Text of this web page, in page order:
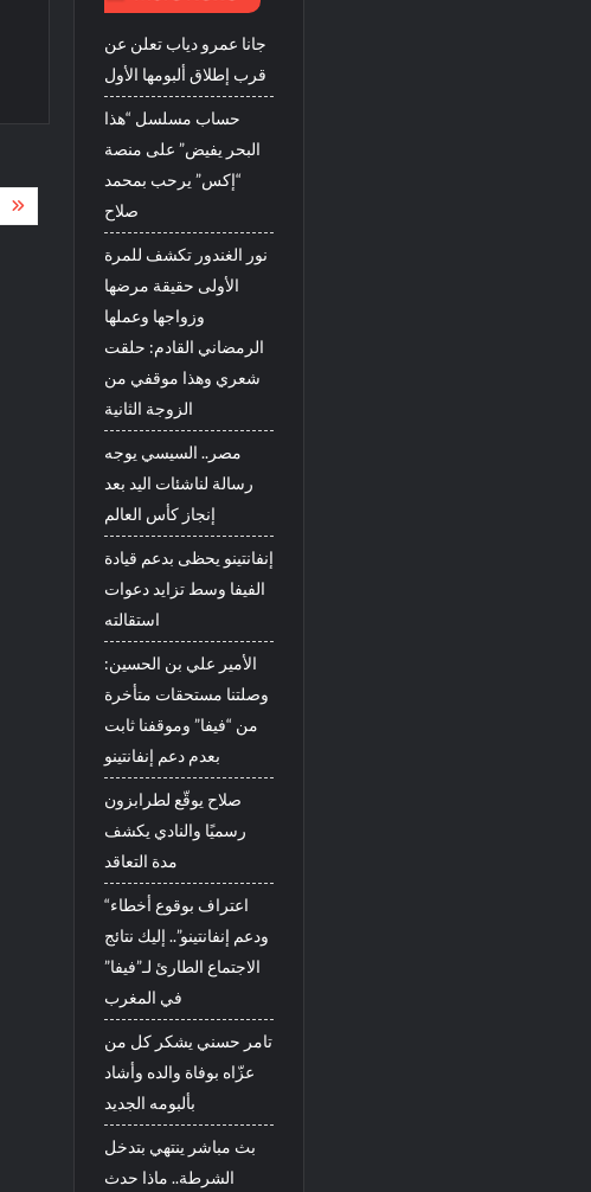
جانا عمرو دياب تعلن عن
قرب إطلاق ألبومها الأول
حساب مسلسل “هذا
البحر يفيض” على منصة
“إكس” يرحب بمحمد
صلاح
نور الغندور تكشف للمرة
الأولى حقيقة مرضها
وزواجها وعملها
الرمضاني القادم: حلقت
شعري وهذا موقفي من
الزوجة الثانية
مصر.. السيسي يوجه
رسالة لناشئات اليد بعد
إنجاز كأس العالم
إنفانتينو يحظى بدعم قيادة
الفيفا وسط تزايد دعوات
استقالته
الأمير علي بن الحسين:
وصلتنا مستحقات متأخرة
من “فيفا” وموقفنا ثابت
بعدم دعم إنفانتينو
صلاح يوقّع لطرابزون
رسميًا والنادي يكشف
مدة التعاقد
“اعتراف بوقوع أخطاء
ودعم إنفانتينو”.. إليك نتائج
الاجتماع الطارئ لـ”فيفا”
في المغرب
تامر حسني يشكر كل من
عزّاه بوفاة والده وأشاد
بألبومه الجديد
بث مباشر ينتهي بتدخل
الشرطة.. ماذا حدث